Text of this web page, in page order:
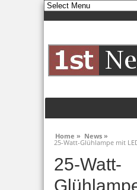
Home » News »
25-Watt-Glühlampe mit
25-Watt-